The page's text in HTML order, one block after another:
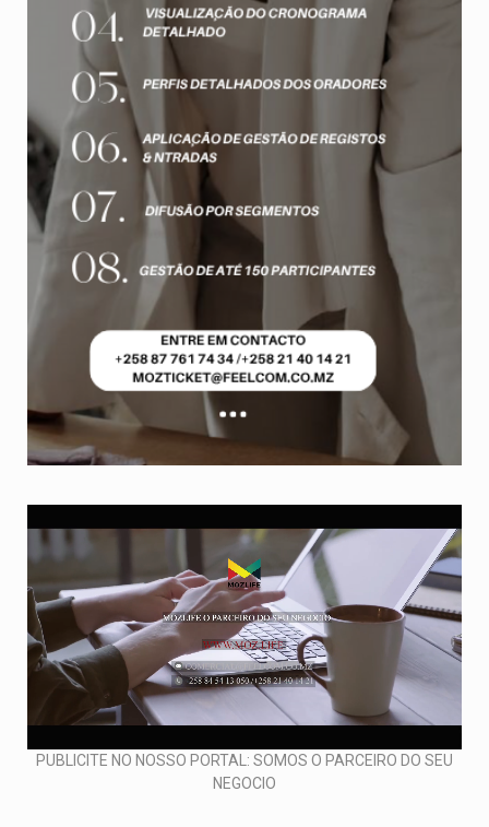
PUBLICITE NO NOSSO PORTAL: SOMOS O PARCEIRO DO SEU
NEGOCIO